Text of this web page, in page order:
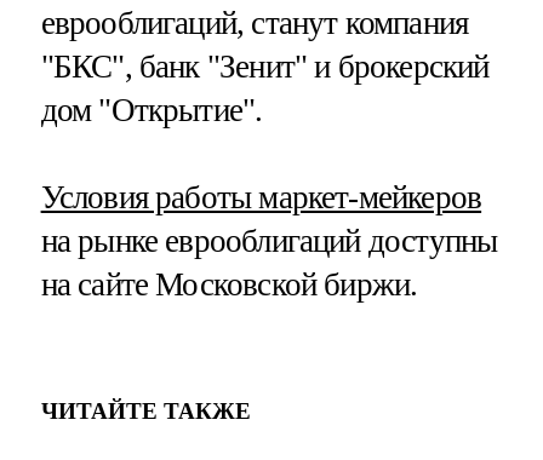
еврооблигаций, станут компания
"БКС", банк "Зенит" и брокерский
дом "Открытие".
Условия работы маркет-мейкеров
на рынке еврооблигаций доступны
на сайте Московской биржи.
ЧИТАЙТЕ ТАКЖЕ